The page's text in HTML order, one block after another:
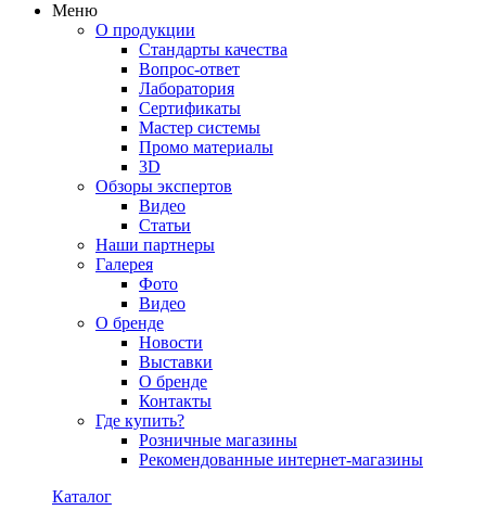
Меню
О продукции
Стандарты качества
Вопрос-ответ
Лаборатория
Сертификаты
Мастер системы
Промо материалы
3D
Обзоры экспертов
Видео
Статьи
Наши партнеры
Галерея
Фото
Видео
О бренде
Новости
Выставки
О бренде
Контакты
Где купить?
Розничные магазины
Рекомендованные интернет-магазины
Каталог